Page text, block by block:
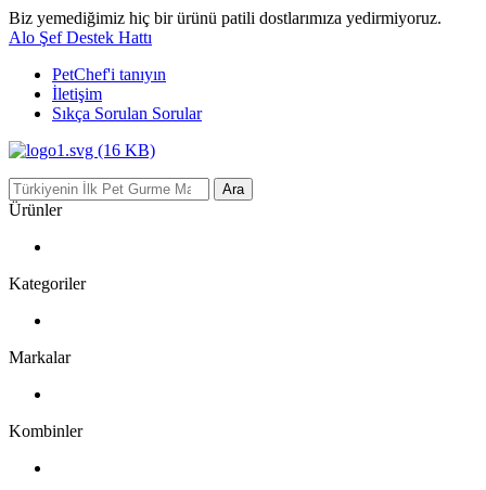
Biz yemediğimiz hiç bir ürünü patili dostlarımıza yedirmiyoruz.
Alo Şef Destek Hattı
PetChef'i tanıyın
İletişim
Sıkça Sorulan Sorular
Ara
Ürünler
Kategoriler
Markalar
Kombinler